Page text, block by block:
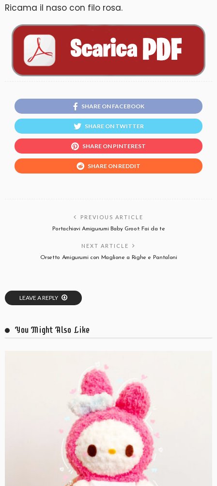
Ricama il naso con filo rosa.
SHARE ON FACEBOOK
SHARE ON TWITTER
SHARE ON PINTEREST
SHARE ON REDDIT
PREVIOUS ARTICLE
Portachiavi Amigurumi Baby Groot: Fai da te
NEXT ARTICLE
Orsetto Amigurumi con Maglione a Righe e Pantaloni
LEAVE A REPLY
You Might Also Like